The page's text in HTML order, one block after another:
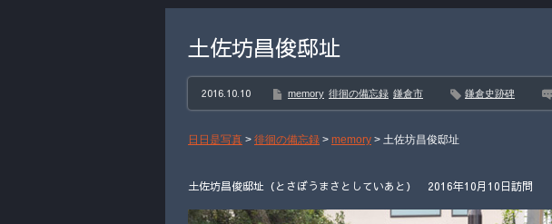
土佐坊昌俊邸址
2016.10.10 memory 徘徊の備忘録 鎌倉市 鎌倉史跡碑
日日是写真 > 徘徊の備忘録 > memory > 土佐坊昌俊邸址
土佐坊昌俊邸址（とさぼうまさとしていあと） 2016年10月10日訪問